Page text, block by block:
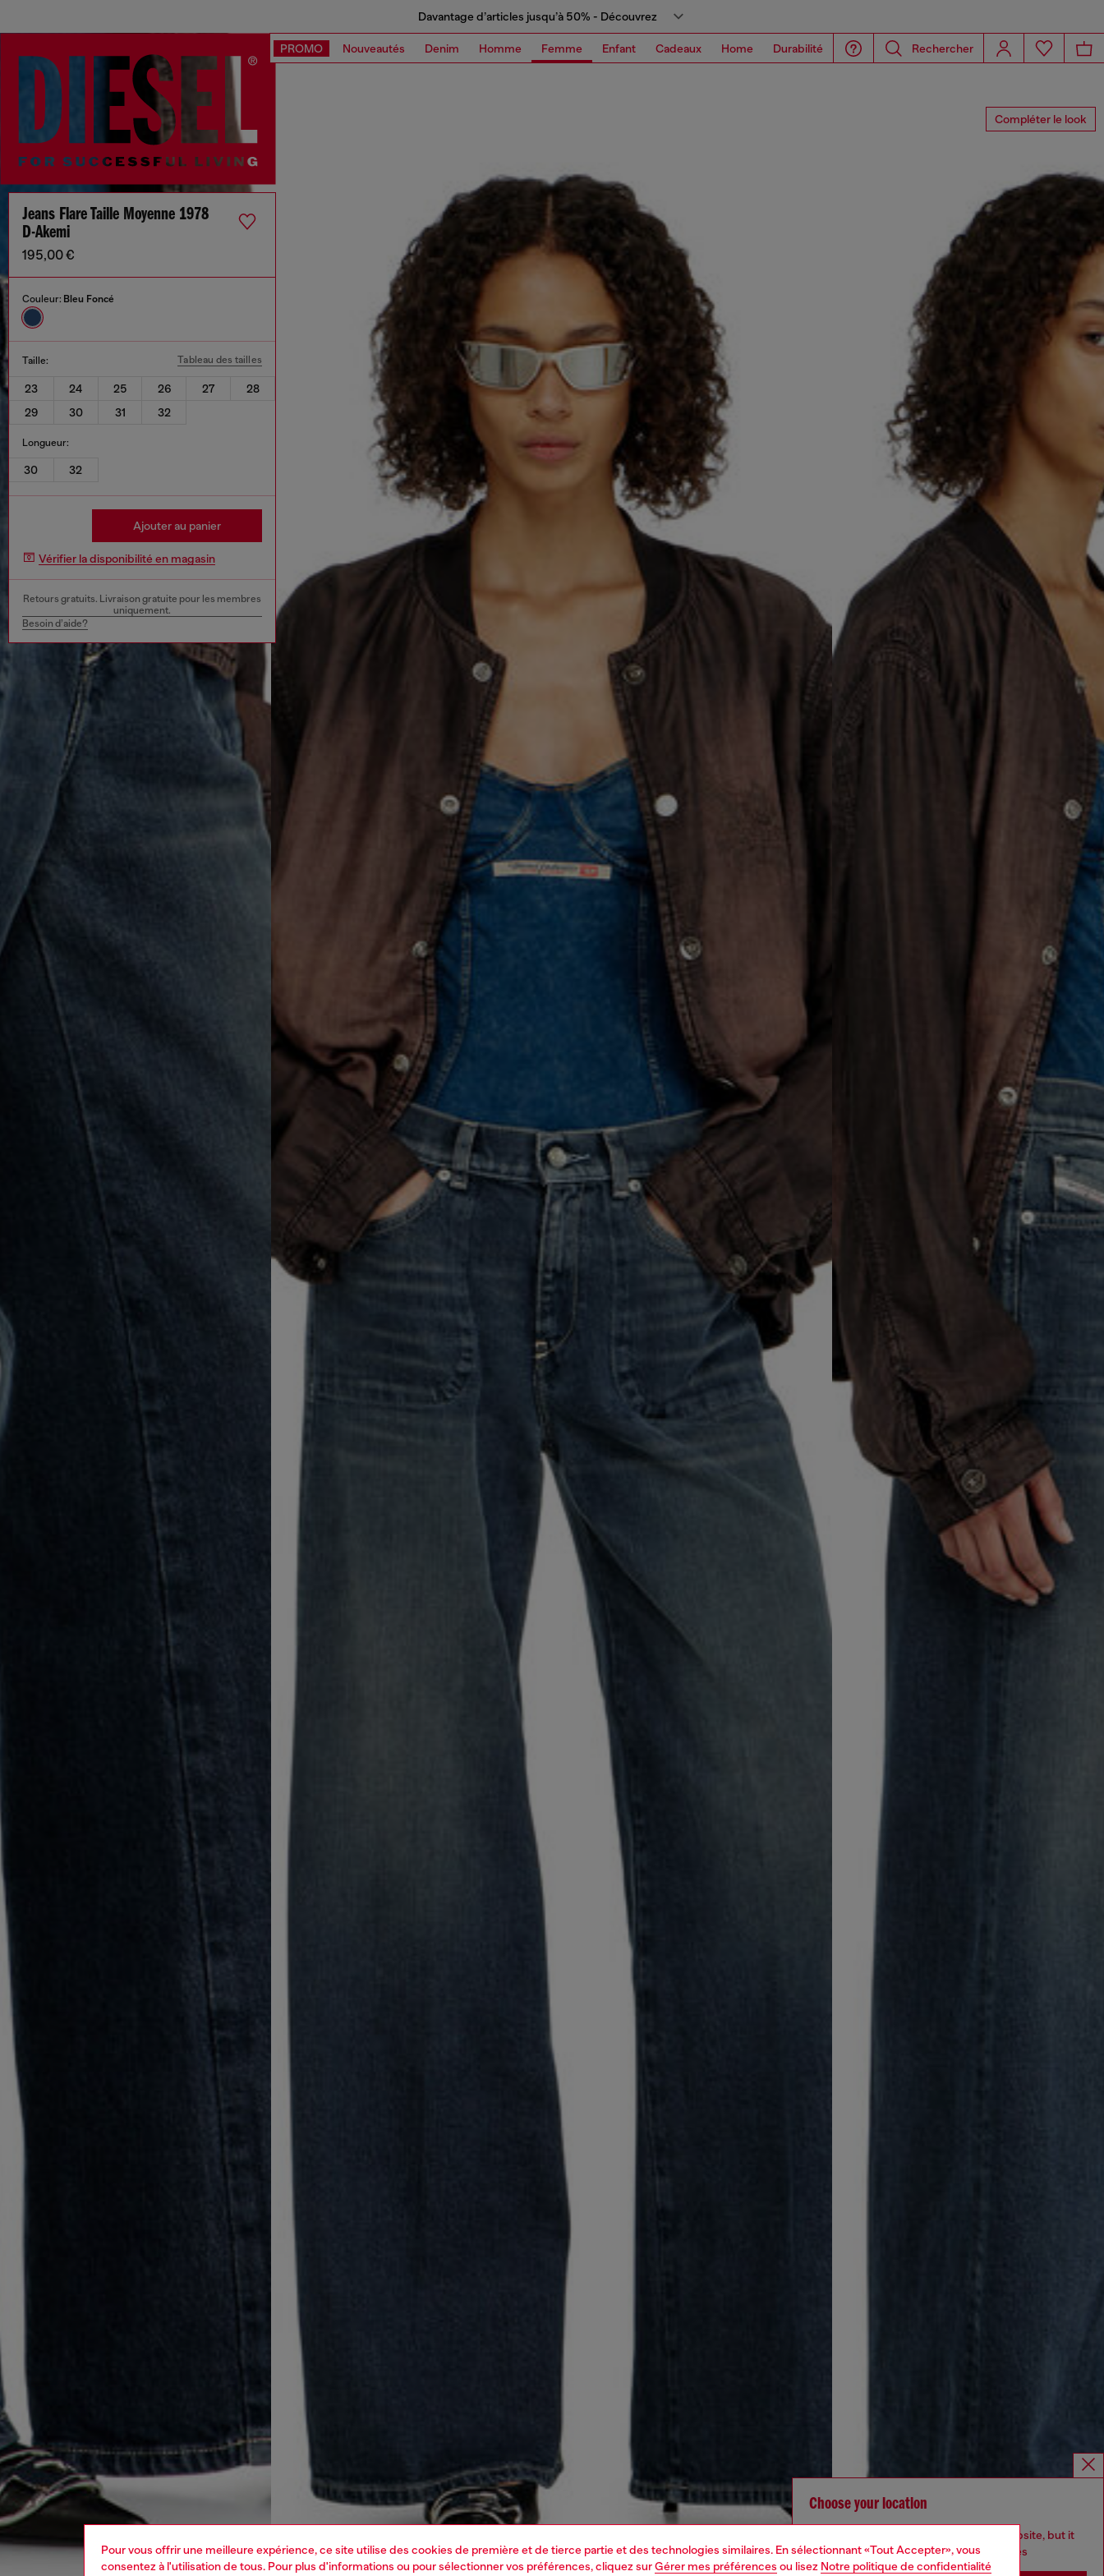
Pour vous offrir une meilleure expérience, ce site utilise des cookies de première et de tierce partie et des technologies similaires. En sélectionnant «Tout Accepter», vous
consentez à l'utilisation de tous. Pour plus d'informations ou pour sélectionner vos préférences, cliquez surGérer mes préférences ou lisez Notre politique de confidentialité
Davantage d’articles jusqu’à 50% - Découvrez
PROMO Nouveautés Denim Homme Femme Enfant Cadeaux Home Durabilité Rechercher
Compléter le look
Jeans Flare Taille Moyenne 1978
D-Akemi
195,00 €
Couleur: Bleu Foncé
Taille: Tableau des tailles
23 24 25 26 27
28
29
30 31 32
Longueur:
30 32
Ajouter au panier
Vérifier la disponibilité en magasin
Retours gratuits. Livraison gratuite pour les membres
uniquement.
Besoin d’aide?
Choose your location
You are currently browsing Belgique website, but it
seems you may be based in United States